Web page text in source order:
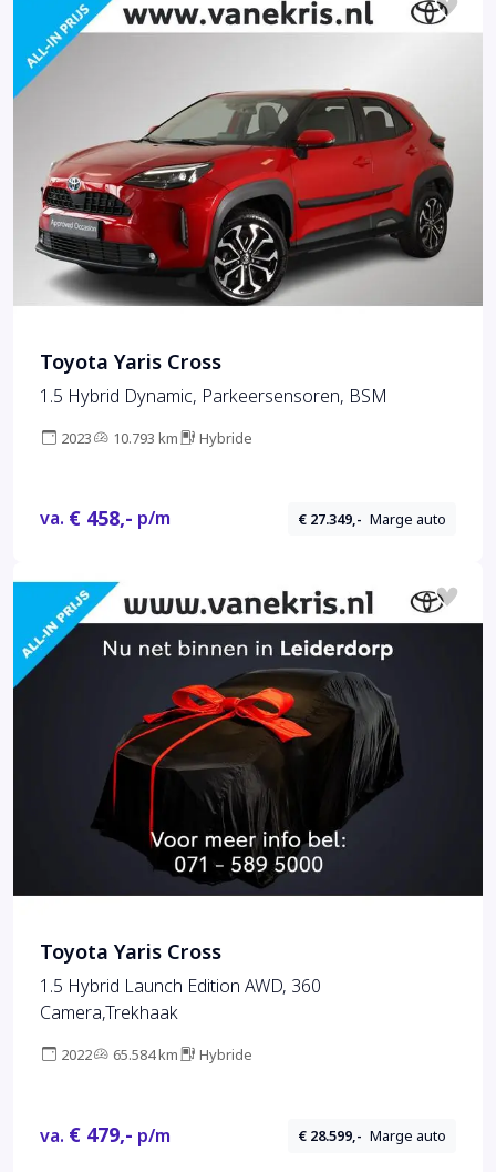
Toyota Yaris Cross
1.5 Hybrid Dynamic, Parkeersensoren, BSM
2023 10.793 km Hybride
va. € 458,- p/m € 27.349,- Marge auto
Toyota Yaris Cross
1.5 Hybrid Launch Edition AWD, 360
Camera,Trekhaak
2022 65.584 km Hybride
va. € 479,- p/m € 28.599,- Marge auto